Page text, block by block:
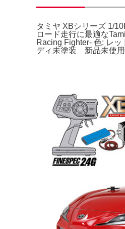
タミヤ XBシリーズ 1/
ロード走行に最適な
Racing Fighter- 色: レ
ディ未塗装 新品未使用